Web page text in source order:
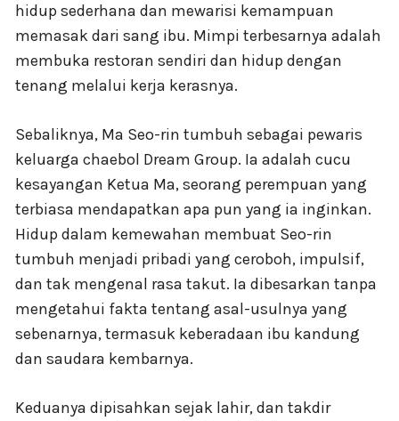
hidup sederhana dan mewarisi kemampuan
memasak dari sang ibu. Mimpi terbesarnya adalah
membuka restoran sendiri dan hidup dengan
tenang melalui kerja kerasnya.
Sebaliknya, Ma Seo-rin tumbuh sebagai pewaris
keluarga chaebol Dream Group. Ia adalah cucu
kesayangan Ketua Ma, seorang perempuan yang
terbiasa mendapatkan apa pun yang ia inginkan.
Hidup dalam kemewahan membuat Seo-rin
tumbuh menjadi pribadi yang ceroboh, impulsif,
dan tak mengenal rasa takut. Ia dibesarkan tanpa
mengetahui fakta tentang asal-usulnya yang
sebenarnya, termasuk keberadaan ibu kandung
dan saudara kembarnya.
Keduanya dipisahkan sejak lahir, dan takdir